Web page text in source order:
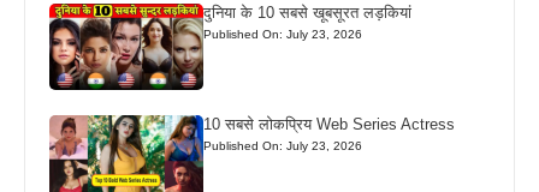
दुनिया के 10 सबसे खूबसूरत लड़कियां
Published On: July 23, 2026
10 सबसे लोकप्रिय Web Series Actress
Published On: July 23, 2026